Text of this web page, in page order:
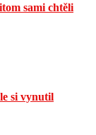
sami chtěli
si vynutil